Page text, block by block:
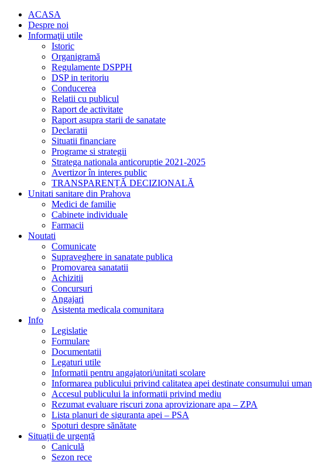
ACASA
Despre noi
Informaţii utile
Istoric
Organigramă
Regulamente DSPPH
DSP in teritoriu
Conducerea
Relatii cu publicul
Raport de activitate
Raport asupra starii de sanatate
Declaratii
Situatii financiare
Programe si strategii
Stratega nationala anticoruptie 2021-2025
Avertizor în interes public
TRANSPARENȚĂ DECIZIONALĂ
Unitati sanitare din Prahova
Medici de familie
Cabinete individuale
Farmacii
Noutati
Comunicate
Supraveghere in sanatate publica
Promovarea sanatatii
Achizitii
Concursuri
Angajari
Asistenta medicala comunitara
Info
Legislatie
Formulare
Documentatii
Legaturi utile
Informatii pentru angajatori/unitati scolare
Informarea publicului privind calitatea apei destinate consumului uman
Accesul publicului la informatii privind mediu
Rezumat evaluare riscuri zona aprovizionare apa – ZPA
Lista planuri de siguranta apei – PSA
Spoturi despre sănătate
Situații de urgență
Caniculă
Sezon rece